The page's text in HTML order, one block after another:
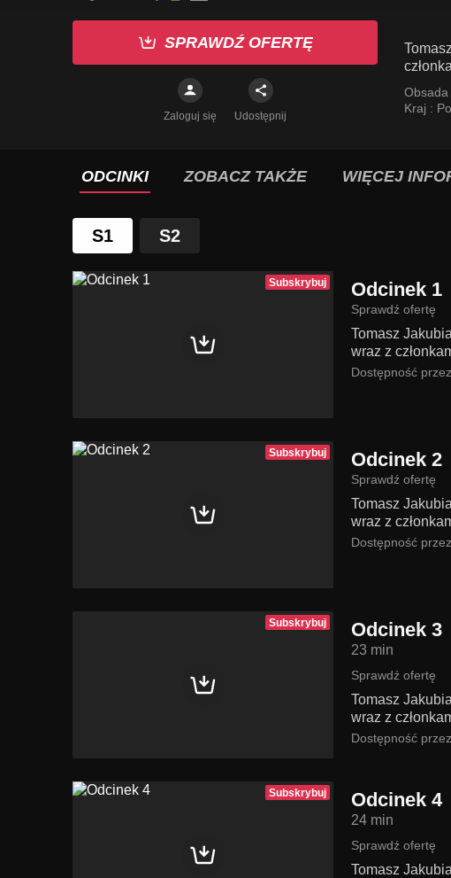
SPRAWDŹ OFERTĘ
Zaloguj się Udostępnij
Obsada
Kraj :
ODCINKI ZOBACZ TAKŻE WIĘCEJ
S1 S2
Subskrybuj Odcinek 1
Sprawdź ofertę
Tomasz
wraz z
Dostępność
Subskrybuj Odcinek 2
Sprawdź ofertę
Tomasz
wraz z
Dostępność
Subskrybuj Odcinek 3
23 min
Sprawdź ofertę
Tomasz
wraz z
Dostępność
Subskrybuj Odcinek 4
24 min
Sprawdź ofertę
Tomasz